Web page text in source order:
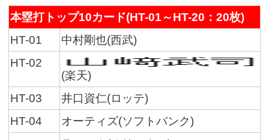
本塁打トップ10カード(HT-01～HT-20：20枚)
HT-01
中村剛也(西武)
HT-02
(楽天)
HT-03
井口資仁(ロッテ)
HT-04
オーティズ(ソフトバンク)